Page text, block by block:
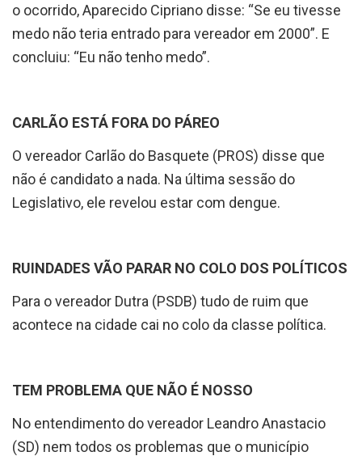
o ocorrido, Aparecido Cipriano disse: “Se eu tivesse
medo não teria entrado para vereador em 2000”. E
concluiu: “Eu não tenho medo”.
CARLÃO ESTÁ FORA DO PÁREO
O vereador Carlão do Basquete (PROS) disse que
não é candidato a nada. Na última sessão do
Legislativo, ele revelou estar com dengue.
RUINDADES VÃO PARAR NO COLO DOS POLÍTICOS
Para o vereador Dutra (PSDB) tudo de ruim que
acontece na cidade cai no colo da classe política.
TEM PROBLEMA QUE NÃO É NOSSO
No entendimento do vereador Leandro Anastacio
(SD) nem todos os problemas que o município